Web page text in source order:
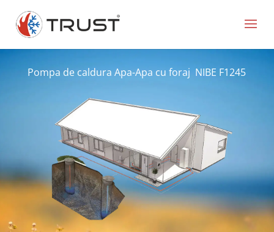
Pompa de caldura Apa-Apa cu foraj NIBE F1245